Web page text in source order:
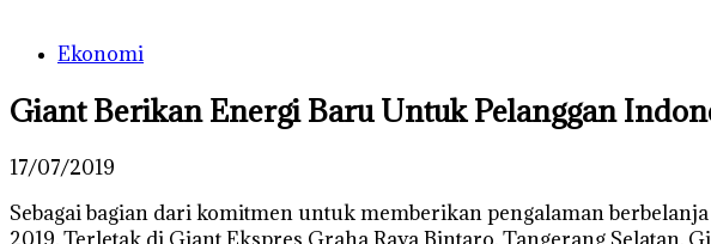
Ekonomi
Giant Berikan Energi Baru Untuk Pelanggan
17/07/2019
Sebagai bagian dari komitmen untuk memberikan pengalaman